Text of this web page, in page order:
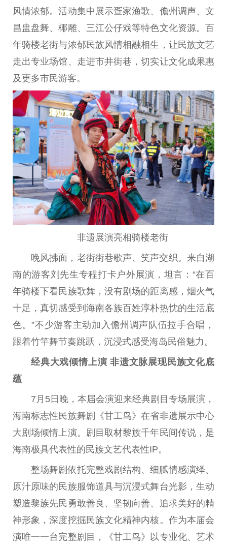
风情浓郁。活动集中展示疍家渔歌、儋州调声、文
昌盅盘舞、椰雕、三江公仔戏等特色文化资源。百
年骑楼老街与浓郁民族风情相融相生，让民族文艺
走出专业场馆、走进市井街巷，切实让文化成果惠
及更多市民游客。
非遗展演亮相骑楼老街
晚风拂面，老街街巷歌声、笑声交织。来自湖
南的游客刘先生专程打卡户外展演，坦言：“在百
年骑楼下看民族歌舞，没有剧场的距离感，烟火气
十足，真切感受到海南各族百姓淳朴热忱的生活底
色。”不少游客主动加入儋州调声队伍拉手合唱，
跟着竹竿舞节奏跳跃，沉浸式感受海岛民俗魅力。
经典大戏倾情上演 非遗文脉展现民族文化底
蕴
7月5日晚，本届会演迎来经典剧目专场展演，
海南标志性民族舞剧《甘工鸟》在省非遗展示中心
大剧场倾情上演。剧目取材黎族千年民间传说，是
海南极具代表性的民族文艺代表性IP。
整场舞剧依托完整戏剧结构、细腻情感演绎、
原汁原味的民族服饰道具与沉浸式舞台光影，生动
塑造黎族先民勇敢善良、坚韧向善、追求美好的精
神形象，深度挖掘民族文化精神内核。作为本届会
演唯一一台完整剧目，《甘工鸟》以专业化、艺术